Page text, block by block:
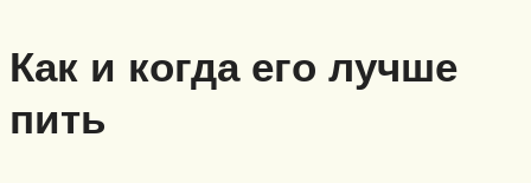
Как и когда его лучше
пить